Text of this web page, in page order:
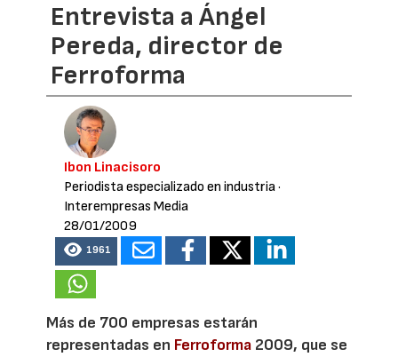
Entrevista a Ángel
Pereda, director de
Ferroforma
Ibon Linacisoro
Periodista especializado en industria·
Interempresas Media
28/01/2009
1961
Más de 700 empresas estarán
representadas en Ferroforma 2009, que se